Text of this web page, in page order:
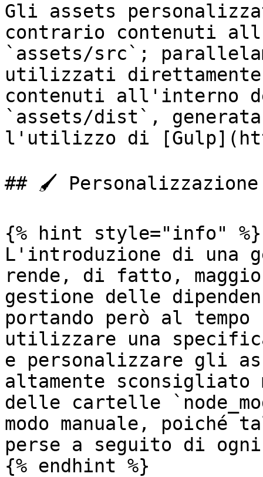
Gli assets
contrario contenuti
`assets/src`;
utilizzati
contenuti all'interno
`assets/dist`,
l'utilizzo di
## 🖌️ Personalizzazione
{% hint style="info" %}
L'introduzione di una
rende, di fatto,
gestione delle
portando però al
utilizzare una
e personalizzare gli
altamente
delle cartelle
modo manuale, poiché
perse a seguito di ogni
{% endhint %}